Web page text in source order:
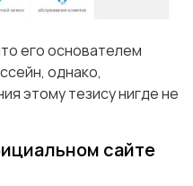
его основателем
однако,
этому тезису нигде не
сайте